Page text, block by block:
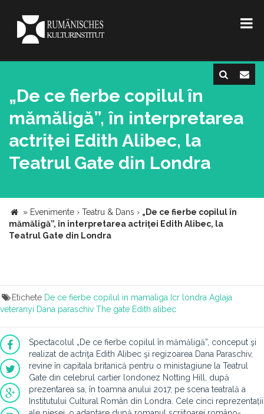
„De ce fierbe copilul în
mămăligă”, în interpretarea
actriței Edith Alibec, la
Teatrul Gate din Londra
» Evenimente › Teatru & Dans › „De ce fierbe copilul în
mămăligă”, în interpretarea actriței Edith Alibec, la
Teatrul Gate din Londra
Etichete De ce fierbe copilul in mamaliga Icr londra Aglaja
veteranyi Dana paraschiv The gate Edith alibec
Spectacolul „De ce fierbe copilul în mămăligă”, conceput şi
realizat de actriţa Edith Alibec şi regizoarea Dana Paraschiv,
revine în capitala britanică pentru o ministagiune la Teatrul
Gate din celebrul cartier londonez Notting Hill, după
prezentarea sa, în toamna anului 2017, pe scena teatrală a
Institutului Cultural Român din Londra. Cele cinci reprezentații